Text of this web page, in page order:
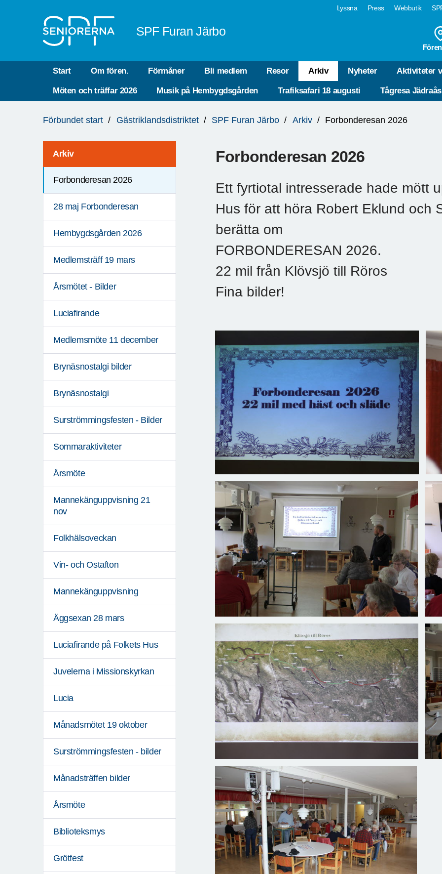
Lyssna Press Webbutik
SPF Furan Järbo
Start Om fören. Förmåner Bli medlem Resor Arkiv Nyheter Aktiviteter
Möten och träffar 2026 Musik på Hembygdsgården Trafiksafari 18 augusti Tågresa
är
Förbundet start Gästriklandsdistriktet SPF Furan Järbo Arkiv Forbonderesan 2026
Arkiv
Forbonderesan 2026
28 maj Forbonderesan
Hembygdsgården 2026
Medlemsträff 19 mars
Årsmötet - Bilder
Luciafirande
Medlemsmöte 11 december
Brynäsnostalgi bilder
Brynäsnostalgi
Surströmmingsfesten - Bilder
Sommaraktiviteter
Årsmöte
Mannekänguppvisning 21
nov
Folkhälsoveckan
Vin- och Ostafton
Mannekänguppvisning
Äggsexan 28 mars
Luciafirande på Folkets Hus
Juvelerna i Missionskyrkan
Lucia
Månadsmötet 19 oktober
Surströmmingsfesten - bilder
Månadsträffen bilder
Årsmöte
Biblioteksmys
Grötfest
Forbonderesan 2026
Ett fyrtiotal intresserade hade mött
Hus för att höra Robert Eklund och
berätta om
FORBONDERESAN 2026.
22 mil från Klövsjö till Röros
Fina bilder!